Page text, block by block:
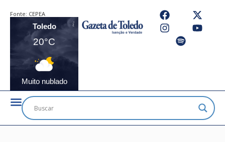
Fonte: CEPEA
Toledo
20°C
Muito nublado